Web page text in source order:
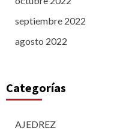
septiembre 2022
agosto 2022
Categorías
AJEDREZ